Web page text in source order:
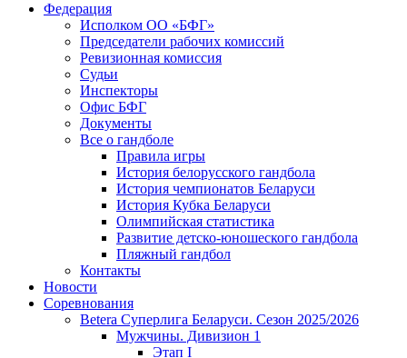
Федерация
Исполком ОО «БФГ»
Председатели рабочих комиссий
Ревизионная комиссия
Судьи
Инспекторы
Офис БФГ
Документы
Все о гандболе
Правила игры
История белорусского гандбола
История чемпионатов Беларуси
История Кубка Беларуси
Олимпийская статистика
Развитие детско-юношеского гандбола
Пляжный гандбол
Контакты
Новости
Соревнования
Betera Суперлига Беларуси. Сезон 2025/2026
Мужчины. Дивизион 1
Этап I